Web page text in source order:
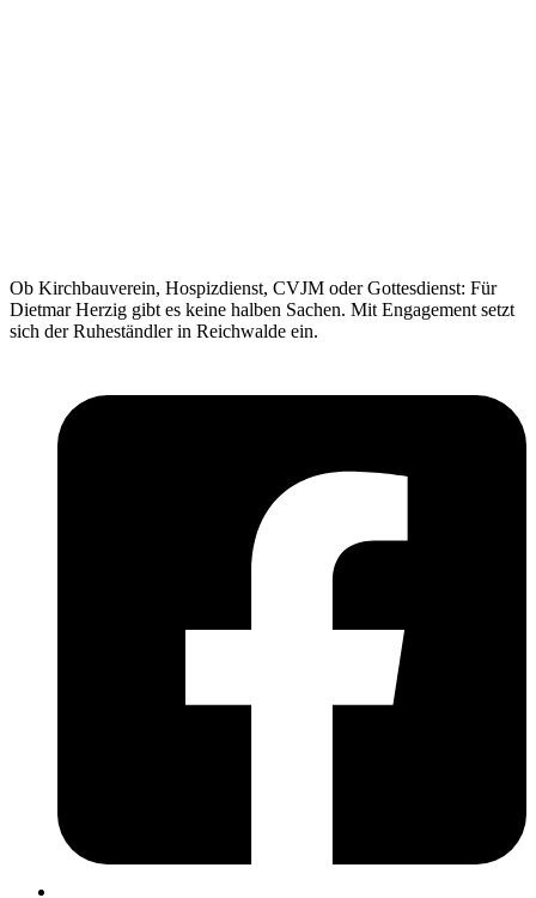
Ob Kirchbauverein, Hospizdienst, CVJM oder Gottesdienst: Für
Dietmar Herzig gibt es keine halben Sachen. Mit Engagement setzt
sich der Ruheständler in Reichwalde ein.